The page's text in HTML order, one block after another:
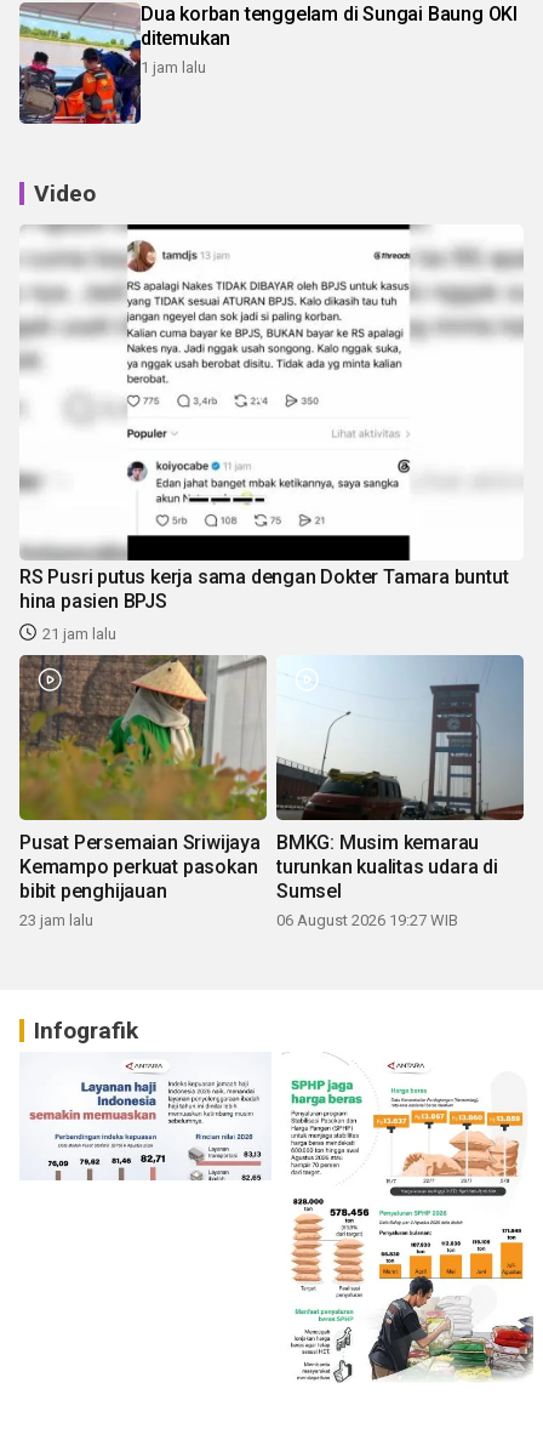
Dua korban tenggelam di Sungai Baung OKI
ditemukan
1 jam lalu
Video
RS Pusri putus kerja sama dengan Dokter Tamara buntut
hina pasien BPJS
21 jam lalu
Pusat Persemaian Sriwijaya
Kemampo perkuat pasokan
bibit penghijauan
23 jam lalu
BMKG: Musim kemarau
turunkan kualitas udara di
Sumsel
06 August 2026 19:27 WIB
Infografik